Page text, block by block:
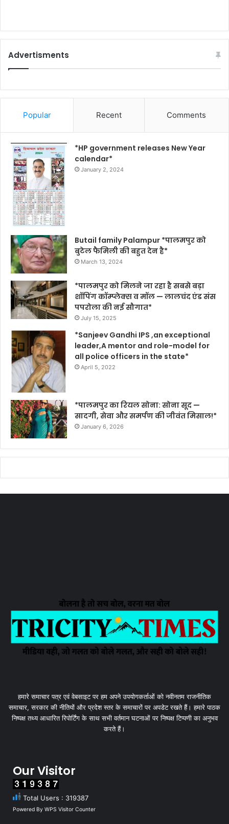
Advertisments
Popular Recent Comments
*HP government releases New Year
calendar*
January 2, 2024
Butail family Palampur *पालमपुर को
बुटेल फैमिली की बहुत देन है*
March 13, 2024
*पालमपुर को मिलने जा रहा है सबसे बड़ा
शॉपिंग कॉम्प्लेक्स व मॉल — लालचंद एंड संस
पपरोला की नई सौगात*
July 15, 2025
*Sanjeev Gandhi IPS ,an exceptional
leader,A mentor and role-model for
all police officers in the state*
April 5, 2022
*पालमपुर का रियल सोना: सोना सूद —
सादगी, सेवा और समर्पण की जीवंत मिसाल!*
January 6, 2026
हमारे समाचार पत्र एवं वेबसाइट पर हम अपने उपयोगकर्ताओं को नवीनतम राजनीतिक
समाचार, सरकार की नीतियों और प्रदेश स्तर के समाचारों पर अपडेट रखते हैं। हमारे पाठक
निष्पक्ष तथ्य आधारित रिपोर्टिंग के साथ सभी वर्तमान घटनाओं पर निष्पक्ष टिप्पणी का अनुभव
करते हैं।
Our Visitor
Total Users : 319387
Powered By WPS Visitor Counter